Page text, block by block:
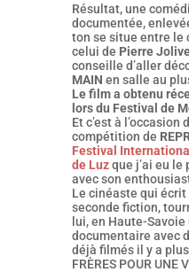
Résultat, une
documentée,
ton se situe entre le
celui de Pierre
conseille d’aller
MAIN en salle au
Le film a obtenu
lors du Festival de
Et c’est à
compétition de
Festival
de Luz que j’ai eu
avec son
Le cinéaste qui
seconde fiction,
lui, en Haute-
documentaire avec
déjà filmés il y a
FRÈRES POUR UNE